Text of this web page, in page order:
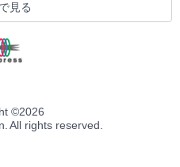
見る
©2026
All rights reserved.